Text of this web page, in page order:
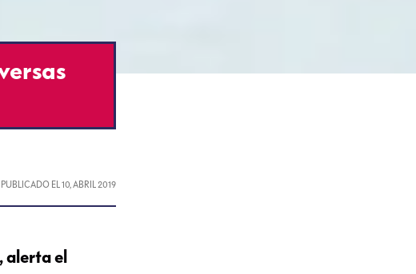
PUBLICADO EL10, ABRIL 2019
alerta el